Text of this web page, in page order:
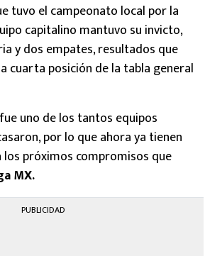
tuvo el campeonato local por la
capitalino mantuvo su invicto,
y dos empates, resultados que
cuarta posición de la tabla general
fue uno de los tantos equipos
por lo que ahora ya tienen
los próximos compromisos que
MX.
PUBLICIDAD